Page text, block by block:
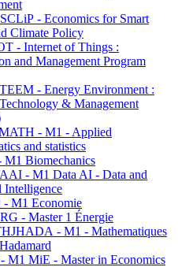
- Economics for Smart
Climate Policy
- Internet of Things :
and Management Program
- Energy Environment :
& Management
- M1 - Applied
and statistics
Biomechanics
- M1 Data AI - Data and
M1 Economie
- Master 1 Énergie
- M1 - Mathematiques
M1 MiE - Master in Economics